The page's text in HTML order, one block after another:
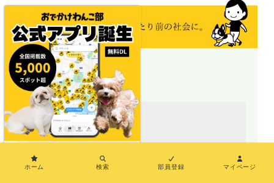
＼地図で探せる／
ホーム 検索 部員登録 マイページ